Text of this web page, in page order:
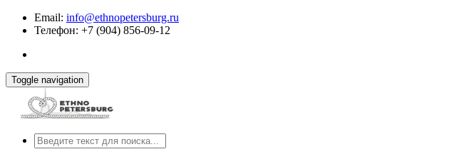
Email: info@ethnopetersburg.ru
Телефон: +7 (904) 856-09-12
Toggle navigation